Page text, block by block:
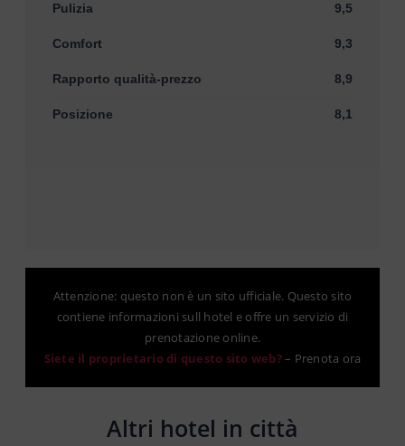
Pulizia 9,5
Comfort 9,3
Rapporto qualità-prezzo 8,9
Posizione 8,1
Attenzione: questo non è un sito ufficiale. Questo sito
contiene informazioni sull hotel e offre un servizio di
prenotazione online.
Siete il proprietario di questo sito web?– Prenota ora
Altri hotel in città